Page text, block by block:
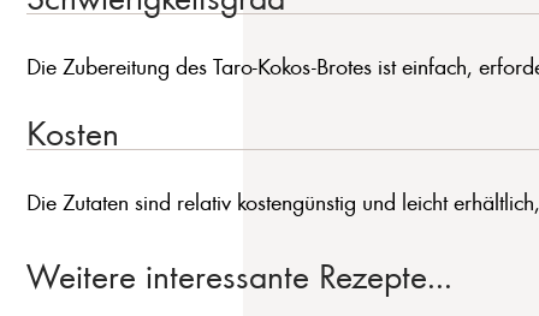
Die Zubereitung des Taro-Kokos-Brotes ist einfach,
Kosten
Die Zutaten sind relativ kostengünstig und leicht
Weitere interessante Rezepte...